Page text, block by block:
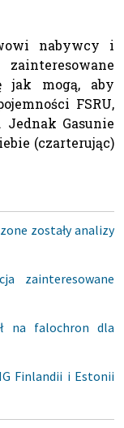
nabywcy i
jak mogą, aby
FSRU,
Gasunie
(czarterując)
zostały analizy
zainteresowane
na falochron dla
Finlandii i Estonii